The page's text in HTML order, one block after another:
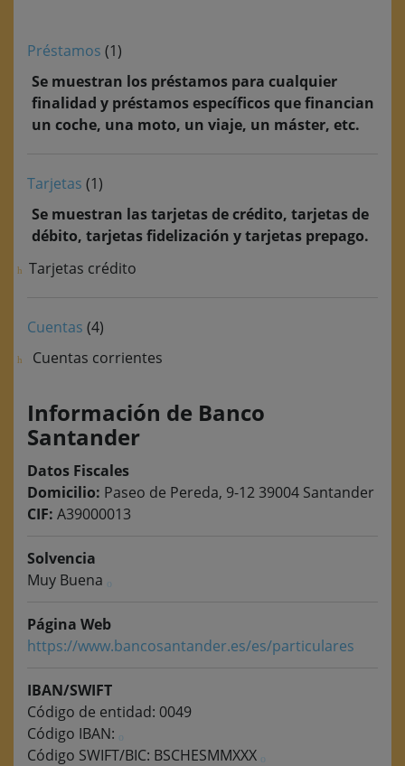
Préstamos (1)
Se muestran los préstamos para cualquier
finalidad y préstamos específicos que financian
un coche, una moto, un viaje, un máster, etc.
Tarjetas (1)
Se muestran las tarjetas de crédito, tarjetas de
débito, tarjetas fidelización y tarjetas prepago.
Tarjetas crédito
Cuentas (4)
Cuentas corrientes
Información de Banco
Santander
Datos Fiscales
Domicilio: Paseo de Pereda, 9-12 39004 Santander
CIF: A39000013
Solvencia
Muy Buena
Página Web
https://www.bancosantander.es/es/particulares
IBAN/SWIFT
Código de entidad: 0049
Código IBAN:
Código SWIFT/BIC: BSCHESMMXXX